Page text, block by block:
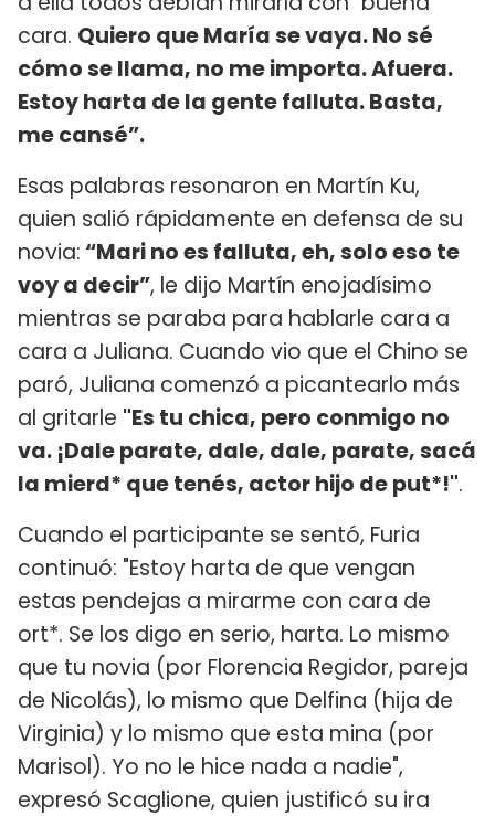
cara. Quiero que María se vaya. No sé
cómo se llama, no me importa. Afuera.
Estoy harta de la gente falluta. Basta,
me cansé”.
Esas palabras resonaron en Martín Ku,
quien salió rápidamente en defensa de su
novia: “Mari no es falluta, eh, solo eso te
voy a decir”, le dijo Martín enojadísimo
mientras se paraba para hablarle cara a
cara a Juliana. Cuando vio que el Chino se
paró, Juliana comenzó a picantearlo más
al gritarle "Es tu chica, pero conmigo no
va. ¡Dale parate, dale, dale, parate, sacá
la mierd* que tenés, actor hijo de put*!".
Cuando el participante se sentó, Furia
continuó: "Estoy harta de que vengan
estas pendejas a mirarme con cara de
ort*. Se los digo en serio, harta. Lo mismo
que tu novia (por Florencia Regidor, pareja
de Nicolás), lo mismo que Delfina (hija de
Virginia) y lo mismo que esta mina (por
Marisol). Yo no le hice nada a nadie",
expresó Scaglione, quien justificó su ira